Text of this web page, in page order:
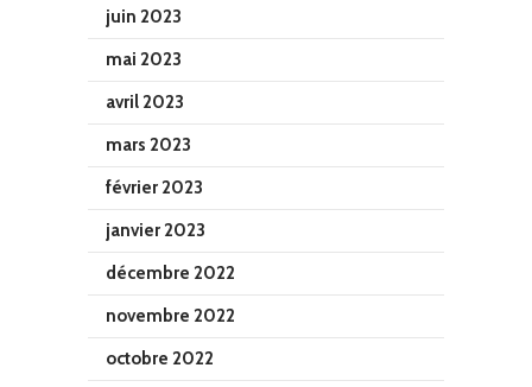
juin 2023
mai 2023
avril 2023
mars 2023
février 2023
janvier 2023
décembre 2022
novembre 2022
octobre 2022